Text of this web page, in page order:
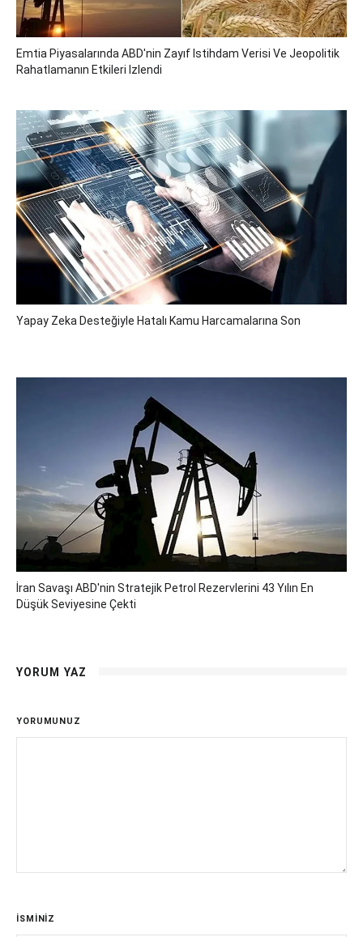
Emtia Piyasalarında ABD'nin Zayıf Istihdam Verisi Ve Jeopolitik
Rahatlamanın Etkileri Izlendi
Yapay Zeka Desteğiyle Hatalı Kamu Harcamalarına Son
İran Savaşı ABD'nin Stratejik Petrol Rezervlerini 43 Yılın En
Düşük Seviyesine Çekti
YORUM YAZ
YORUMUNUZ
İSMİNİZ